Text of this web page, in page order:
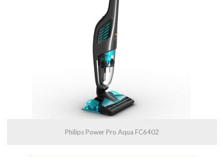
Philips Power Pro Aqua FC6402